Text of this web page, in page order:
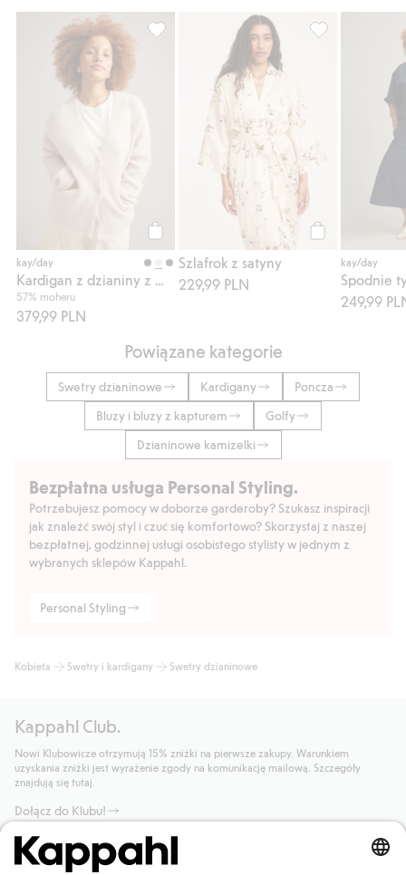
Kup
kay/day
57% moheru
379,99 PLN
Kardigan z dzianiny z mieszanki
Szlafrok z satyny
229,99 PLN
Szlafrok z
kay/day
249,99
Powiązane kategorie
Swetry dzianinowe Kardigany
Poncza
Bluzy i bluzy z kapturem
Golfy
Dzianinowe kamizelki
Bezpłatna usługa Personal Styling.
Potrzebujesz pomocy w doborze garderoby? Szukasz inspiracji
jak znaleźć swój styl i czuć się komfortowo? Skorzystaj z naszej
bezpłatnej, godzinnej usługi osobistego stylisty w jednym z
wybranych sklepów Kappahl.
Personal Styling
Kobieta Swetry i kardigany Swetry dzianinowe
Kappahl Club.
Nowi Klubowicze otrzymują 15% zniżki na pierwsze zakupy. Warunkiem
uzyskania zniżki jest wyrażenie zgody na komunikację mailową. Szczegóły
znajdują się tutaj.
Dołącz do Klubu!